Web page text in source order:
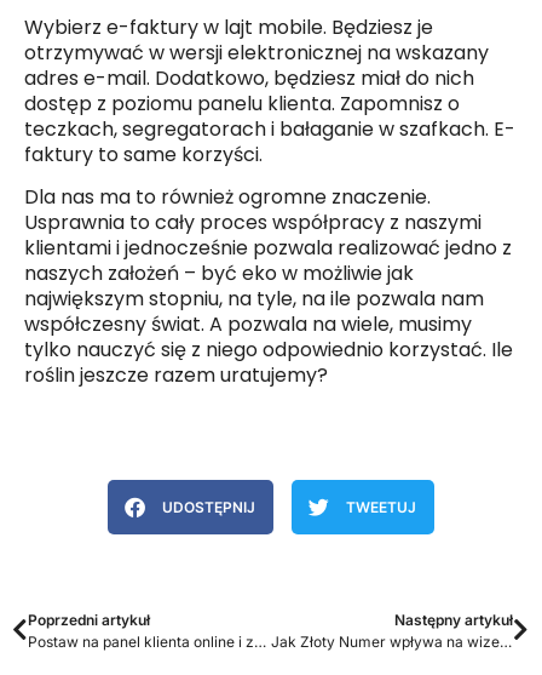
Wybierz e-faktury w lajt mobile. Będziesz je
otrzymywać w wersji elektronicznej na wskazany
adres e-mail. Dodatkowo, będziesz miał do nich
dostęp z poziomu panelu klienta. Zapomnisz o
teczkach, segregatorach i bałaganie w szafkach. E-
faktury to same korzyści.
Dla nas ma to również ogromne znaczenie.
Usprawnia to cały proces współpracy z naszymi
klientami i jednocześnie pozwala realizować jedno z
naszych założeń – być eko w możliwie jak
największym stopniu, na tyle, na ile pozwala nam
współczesny świat. A pozwala na wiele, musimy
tylko nauczyć się z niego odpowiednio korzystać. Ile
roślin jeszcze razem uratujemy?
UDOSTĘPNIJ TWEETUJ
Poprzedni artykuł
Postaw na panel klienta online i zaoszczędź swój czas
Następny artykuł
Jak Złoty Numer wpływa na wizerunek firm?